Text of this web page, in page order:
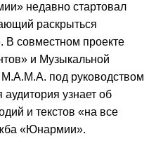
недавно стартовал
раскрыться
В совместном проекте
и Музыкальной
под руководством
узнает об
и текстов «на все
«Юнармии».